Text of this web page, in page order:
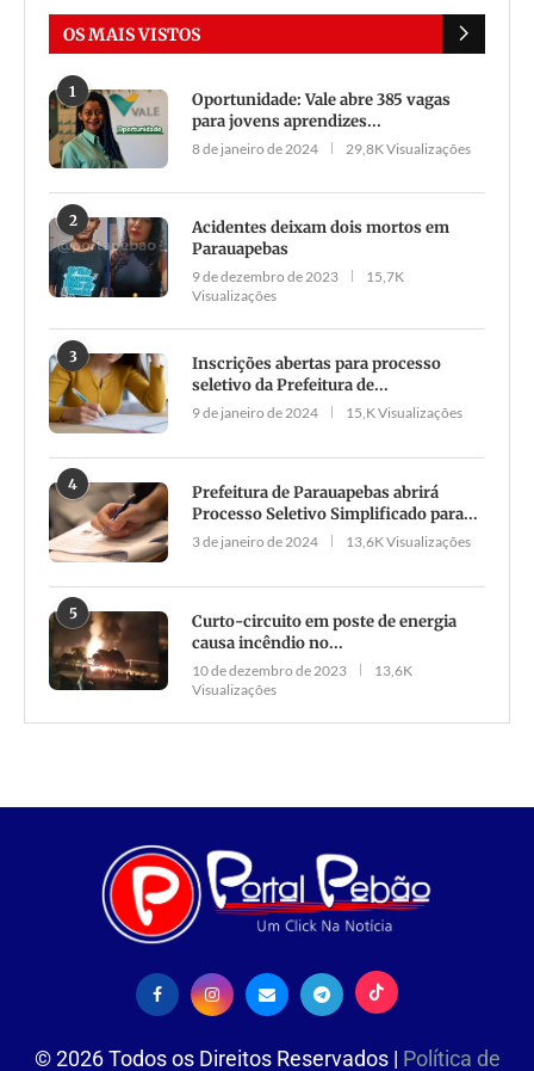
OS MAIS VISTOS
1
Oportunidade: Vale abre 385 vagas
para jovens aprendizes...
8 de janeiro de 2024 29,8K Visualizações
2
Acidentes deixam dois mortos em
Parauapebas
9 de dezembro de 2023
15,7K
Visualizações
3
Inscrições abertas para processo
seletivo da Prefeitura de...
9 de janeiro de 2024 15,K Visualizações
4
Prefeitura de Parauapebas abrirá
Processo Seletivo Simplificado para...
3 de janeiro de 2024 13,6K Visualizações
5
Curto-circuito em poste de energia
causa incêndio no...
10 de dezembro de 2023
13,6K
Visualizações
©2026Todos os Direitos Reservados | Política de